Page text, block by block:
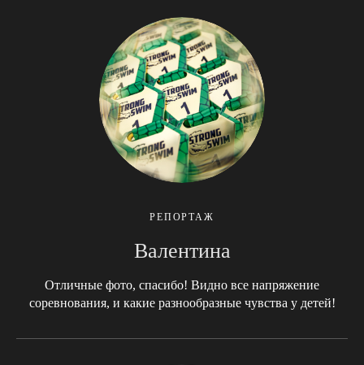
РЕПОРТАЖ
Валентина
Отличные фото, спасибо! Видно все напряжение
соревнования, и какие разнообразные чувства у детей!